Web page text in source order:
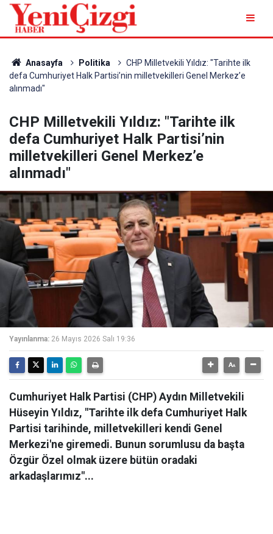
Anasayfa Politika
CHP Milletvekili Yıldız: "Tarihte ilk
defa Cumhuriyet Halk Partisi’nin milletvekilleri Genel Merkez’e
alınmadı"
CHP Milletvekili Yıldız: "Tarihte ilk
defa Cumhuriyet Halk Partisi’nin
milletvekilleri Genel Merkez’e
alınmadı"
Yayınlanma: 26 Mayıs 2026 Salı 19:36
Cumhuriyet Halk Partisi (CHP) Aydın Milletvekili
Hüseyin Yıldız, "Tarihte ilk defa Cumhuriyet Halk
Partisi tarihinde, milletvekilleri kendi Genel
Merkezi'ne giremedi. Bunun sorumlusu da başta
Özgür Özel olmak üzere bütün oradaki
arkadaşlarımız"...